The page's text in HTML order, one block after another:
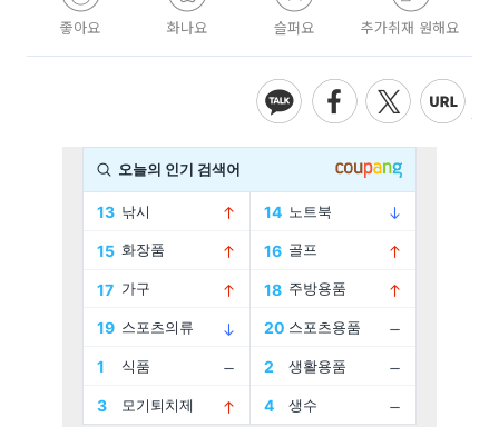
좋아요 화나요 슬퍼요 추가취재 원해요